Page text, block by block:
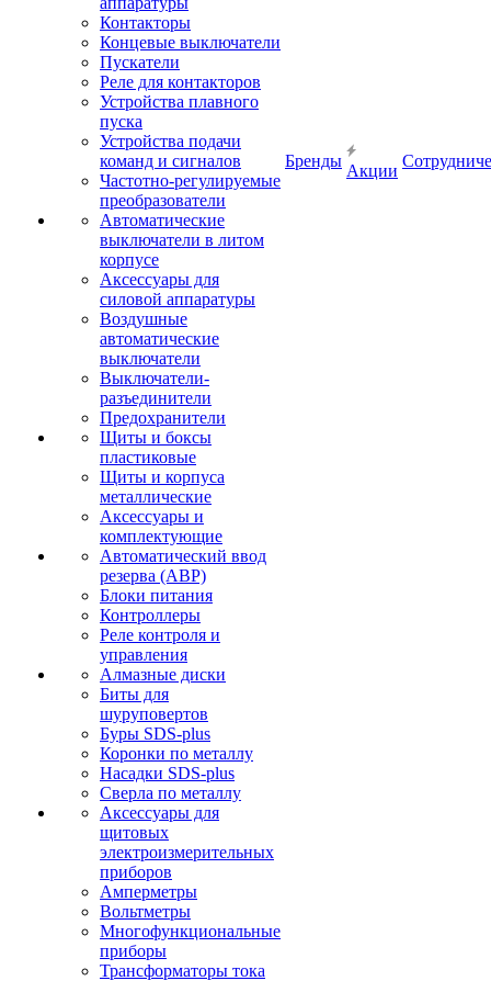
Контакторы
Концевые выключатели
Пускатели
Реле для контакторов
Устройства плавного
пуска
Устройства подачи
команд и сигналов
Частотно-регулируемые
преобразователи
Автоматические
выключатели в литом
корпусе
Аксессуары для
силовой аппаратуры
Воздушные
автоматические
выключатели
Выключатели-
разъединители
Предохранители
Щиты и боксы
пластиковые
Щиты и корпуса
металлические
Аксессуары и
комплектующие
Автоматический ввод
резерва (АВР)
Блоки питания
Контроллеры
Реле контроля и
управления
Алмазные диски
Биты для
шуруповертов
Буры SDS-plus
Коронки по металлу
Насадки SDS-plus
Сверла по металлу
Аксессуары для
щитовых
электроизмерительных
приборов
Амперметры
Вольтметры
Многофункциональные
приборы
Трансформаторы тока
Бренды
Акции